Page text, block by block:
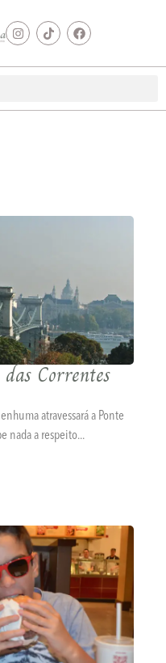
das Correntes
atravessará a Ponte
nada a respeito...